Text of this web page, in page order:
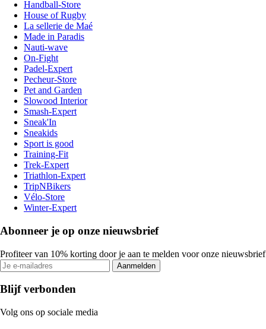
Handball-Store
House of Rugby
La sellerie de Maé
Made in Paradis
Nauti-wave
On-Fight
Padel-Expert
Pecheur-Store
Pet and Garden
Slowood Interior
Smash-Expert
Sneak'In
Sneakids
Sport is good
Training-Fit
Trek-Expert
Triathlon-Expert
TripNBikers
Vélo-Store
Winter-Expert
Abonneer je op onze nieuwsbrief
Profiteer van 10% korting door je aan te melden voor onze nieuwsbrief
Aanmelden
Blijf verbonden
Volg ons op sociale media